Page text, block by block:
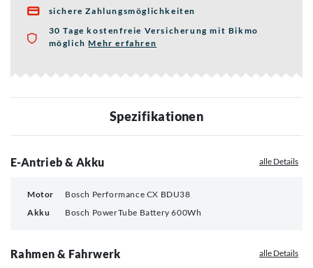

sichere Zahlungsmöglichkeiten
30 Tage kostenfreie Versicherung mit Bikmo
möglichMehr erfahren
Spezifikationen
E-Antrieb & Akku alle Details
Motor
Bosch Performance CX BDU38
Akku
Bosch PowerTube Battery 600Wh
Rahmen & Fahrwerk alle Details